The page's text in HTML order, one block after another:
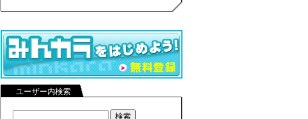
ユーザー内検索